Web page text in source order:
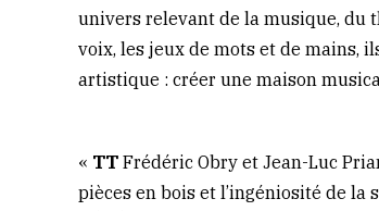
univers relevant de la musique, du
voix, les jeux de mots et de mains,
artistique : créer une maison
« TT Frédéric Obry et Jean-Luc
pièces en bois et l’ingéniosité de la